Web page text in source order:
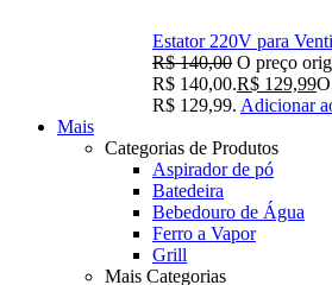
Estator 220V para
R$140,00 O preço
R$ 140,00.R$ 129,99
R$ 129,99. Adicionar
Mais
Categorias de Produtos
Aspirador de pó
Batedeira
Bebedouro de Água
Ferro a Vapor
Grill
Mais Categorias